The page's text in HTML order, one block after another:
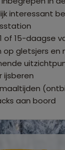
interessant
of 15-daagse
op gletsjers en
ijsberen
aan boord